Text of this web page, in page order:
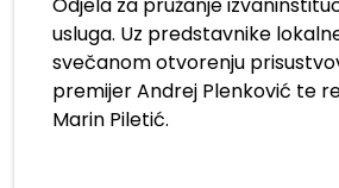
Odjela za pružanje
usluga. Uz predstavnike
svečanom otvorenju
premijer Andrej Plenković te
Marin Piletić.